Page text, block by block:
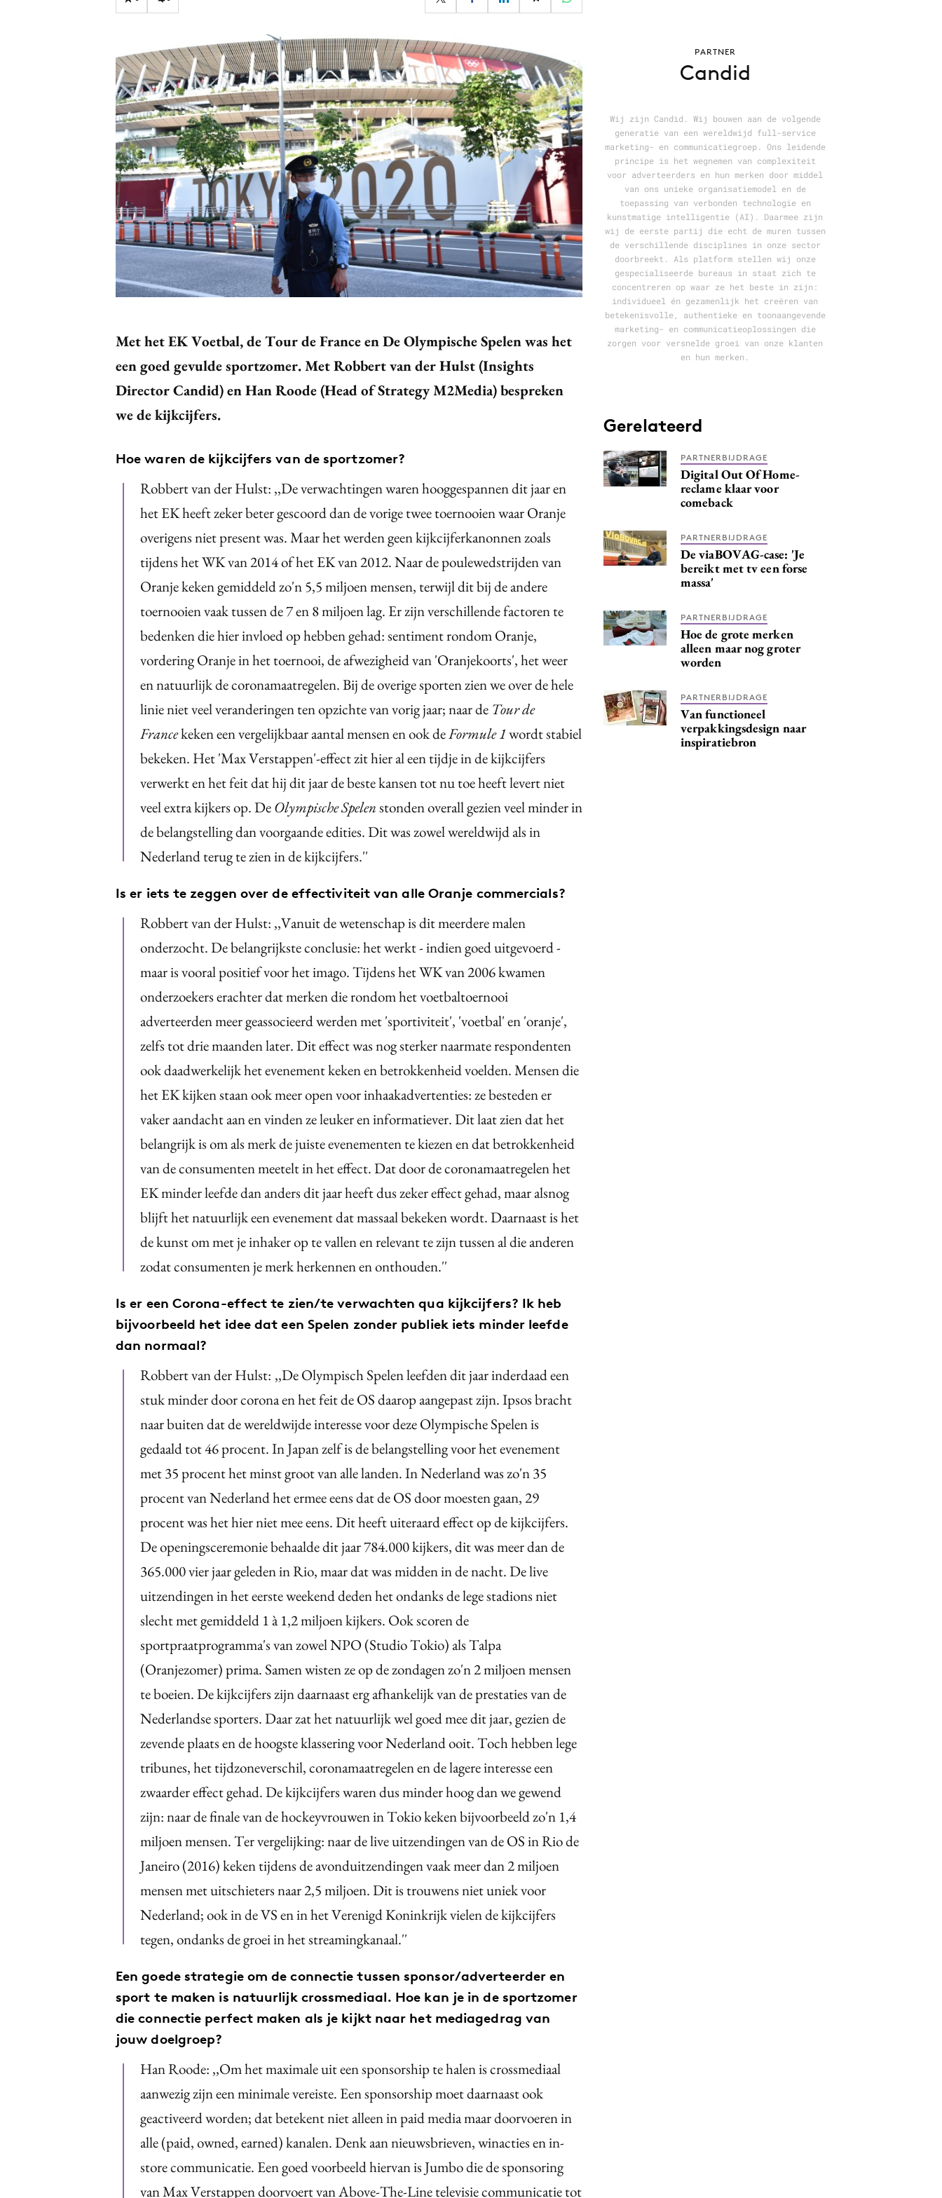
Influencer marketing
Interne communicatie
Martech
Reputatie & crisis
Met het EK Voetbal, de Tour de France en De Olympische Spelen was het
een goed gevulde sportzomer. Met Robbert van der Hulst (Insights
Director Candid) en Han Roode (Head of Strategy M2Media) bespreken
we de kijkcijfers.
Hoe waren de kijkcijfers van de sportzomer?
Robbert van der Hulst: ,,De verwachtingen waren hooggespannen dit jaar en
het EK heeft zeker beter gescoord dan de vorige twee toernooien waar Oranje
overigens niet present was. Maar het werden geen kijkcijferkanonnen zoals
tijdens het WK van 2014 of het EK van 2012. Naar de poulewedstrijden van
Oranje keken gemiddeld zo'n 5,5 miljoen mensen, terwijl dit bij de andere
toernooien vaak tussen de 7 en 8 miljoen lag. Er zijn verschillende factoren te
bedenken die hier invloed op hebben gehad: sentiment rondom Oranje,
vordering Oranje in het toernooi, de afwezigheid van 'Oranjekoorts', het weer
en natuurlijk de coronamaatregelen. Bij de overige sporten zien we over de hele
linie niet veel veranderingen ten opzichte van vorig jaar; naar de Tour de
Francekeken een vergelijkbaar aantal mensen en ook deFormule 1wordt stabiel
bekeken. Het 'Max Verstappen'-effect zit hier al een tijdje in de kijkcijfers
verwerkt en het feit dat hij dit jaar de beste kansen tot nu toe heeft levert niet
veel extra kijkers op. DeOlympische Spelenstonden overall gezien veel minder in
de belangstelling dan voorgaande edities. Dit was zowel wereldwijd als in
Nederland terug te zien in de kijkcijfers.''
Is er iets te zeggen over de effectiviteit van alle Oranje commercials?
Robbert van der Hulst: ,,Vanuit de wetenschap is dit meerdere malen
onderzocht. De belangrijkste conclusie: het werkt - indien goed uitgevoerd -
maar is vooral positief voor het imago. Tijdens het WK van 2006 kwamen
onderzoekers erachter dat merken die rondom het voetbaltoernooi
adverteerden meer geassocieerd werden met 'sportiviteit', 'voetbal' en 'oranje',
zelfs tot drie maanden later. Dit effect was nog sterker naarmate respondenten
ook daadwerkelijk het evenement keken en betrokkenheid voelden. Mensen die
het EK kijken staan ook meer open voor inhaakadvertenties: ze besteden er
vaker aandacht aan en vinden ze leuker en informatiever. Dit laat zien dat het
belangrijk is om als merk de juiste evenementen te kiezen en dat betrokkenheid
van de consumenten meetelt in het effect. Dat door de coronamaatregelen het
EK minder leefde dan anders dit jaar heeft dus zeker effect gehad, maar alsnog
blijft het natuurlijk een evenement dat massaal bekeken wordt. Daarnaast is het
de kunst om met je inhaker op te vallen en relevant te zijn tussen al die anderen
zodat consumenten je merk herkennen en onthouden.''
Is er een Corona-effect te zien/te verwachten qua kijkcijfers? Ik heb
bijvoorbeeld het idee dat een Spelen zonder publiek iets minder leefde
dan normaal?
Robbert van der Hulst: ,,De Olympisch Spelen leefden dit jaar inderdaad een
stuk minder door corona en het feit de OS daarop aangepast zijn. Ipsos bracht
naar buiten dat de wereldwijde interesse voor deze Olympische Spelen is
gedaald tot 46 procent. In Japan zelf is de belangstelling voor het evenement
met 35 procent het minst groot van alle landen. In Nederland was zo'n 35
procent van Nederland het ermee eens dat de OS door moesten gaan, 29
procent was het hier niet mee eens. Dit heeft uiteraard effect op de kijkcijfers.
De openingsceremonie behaalde dit jaar 784.000 kijkers, dit was meer dan de
365.000 vier jaar geleden in Rio, maar dat was midden in de nacht. De live
uitzendingen in het eerste weekend deden het ondanks de lege stadions niet
slecht met gemiddeld 1 à 1,2 miljoen kijkers. Ook scoren de
sportpraatprogramma's van zowel NPO (Studio Tokio) als Talpa
(Oranjezomer) prima. Samen wisten ze op de zondagen zo'n 2 miljoen mensen
te boeien. De kijkcijfers zijn daarnaast erg afhankelijk van de prestaties van de
Nederlandse sporters. Daar zat het natuurlijk wel goed mee dit jaar, gezien de
zevende plaats en de hoogste klassering voor Nederland ooit. Toch hebben lege
tribunes, het tijdzoneverschil, coronamaatregelen en de lagere interesse een
zwaarder effect gehad. De kijkcijfers waren dus minder hoog dan we gewend
zijn: naar de finale van de hockeyvrouwen in Tokio keken bijvoorbeeld zo'n 1,4
miljoen mensen. Ter vergelijking: naar de live uitzendingen van de OS in Rio de
Janeiro (2016) keken tijdens de avonduitzendingen vaak meer dan 2 miljoen
mensen met uitschieters naar 2,5 miljoen. Dit is trouwens niet uniek voor
Nederland; ook in de VS en in het Verenigd Koninkrijk vielen de kijkcijfers
tegen, ondanks de groei in het streamingkanaal.''
Een goede strategie om de connectie tussen sponsor/adverteerder en
sport te maken is natuurlijk crossmediaal. Hoe kan je in de sportzomer
die connectie perfect maken als je kijkt naar het mediagedrag van
jouw doelgroep?
Han Roode: ,,Om het maximale uit een sponsorship te halen is crossmediaal
aanwezig zijn een minimale vereiste. Een sponsorship moet daarnaast ook
geactiveerd worden; dat betekent niet alleen in paid media maar doorvoeren in
alle (paid, owned, earned) kanalen. Denk aan nieuwsbrieven, winacties en in-
store communicatie. Een goed voorbeeld hiervan is Jumbo die de sponsoring
van Max Verstappen doorvoert van Above-The-Line televisie communicatie tot
PARTNER
Candid
Wij zijn Candid. Wij bouwen aan de volgende
generatie van een wereldwijd full-service
marketing- en communicatiegroep. Ons leidende
principe is het wegnemen van complexiteit
voor adverteerders en hun merken door middel
van ons unieke organisatiemodel en de
toepassing van verbonden technologie en
kunstmatige intelligentie (AI). Daarmee zijn
wij de eerste partij die echt de muren tussen
de verschillende disciplines in onze sector
doorbreekt. Als platform stellen wij onze
gespecialiseerde bureaus in staat zich te
concentreren op waar ze het beste in zijn:
individueel én gezamenlijk het creëren van
betekenisvolle, authentieke en toonaangevende
marketing- en communicatieoplossingen die
zorgen voor versnelde groei van onze klanten
en hun merken.
Gerelateerd
PARTNERBIJDRAGE
Digital Out Of Home-
reclame klaar voor
comeback
PARTNERBIJDRAGE
De viaBOVAG-case: 'Je
bereikt met tv een forse
massa'
PARTNERBIJDRAGE
Hoe de grote merken
alleen maar nog groter
worden
PARTNERBIJDRAGE
Van functioneel
verpakkingsdesign naar
inspiratiebron